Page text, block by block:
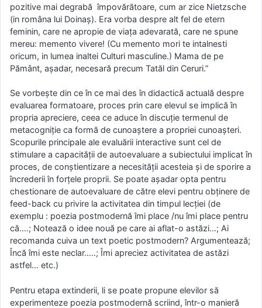
pozitive mai degrabă împovărătoare, cum ar zice Nietzsche
(in româna lui Doinaş). Era vorba despre alt fel de etern
feminin, care ne apropie de viaţa adevarată, care ne spune
mereu: memento vivere! (Cu memento mori te intalnesti
oricum, in lumea inaltei Culturi masculine.) Mama de pe
Pământ, așadar, necesară precum Tatăl din Ceruri.”
Se vorbește din ce în ce mai des în didactică actuală despre
evaluarea formatoare, proces prin care elevul se implică în
propria apreciere, ceea ce aduce în discuţie termenul de
metacogniţie ca formă de cunoaştere a propriei cunoaşteri.
Scopurile principale ale evaluării interactive sunt cel de
stimulare a capacităţii de autoevaluare a subiectului implicat în
proces, de conştientizare a necesităţii acesteia şi de sporire a
încrederii în forţele proprii. Se poate așadar opta pentru
chestionare de autoevaluare de către elevi pentru obţinere de
feed-back cu privire la activitatea din timpul lecţiei (de
exemplu : poezia postmodernă îmi place /nu îmi place pentru
că….; Notează o idee nouă pe care ai aflat-o astăzi…; Ai
recomanda cuiva un text poetic postmodern? Argumentează;
Încă îmi este neclar…..; Îmi apreciez activitatea de astăzi
astfel… etc.)
Pentru etapa extinderii, li se poate propune elevilor să
experimenteze poezia postmodernă scriind, într-o manieră